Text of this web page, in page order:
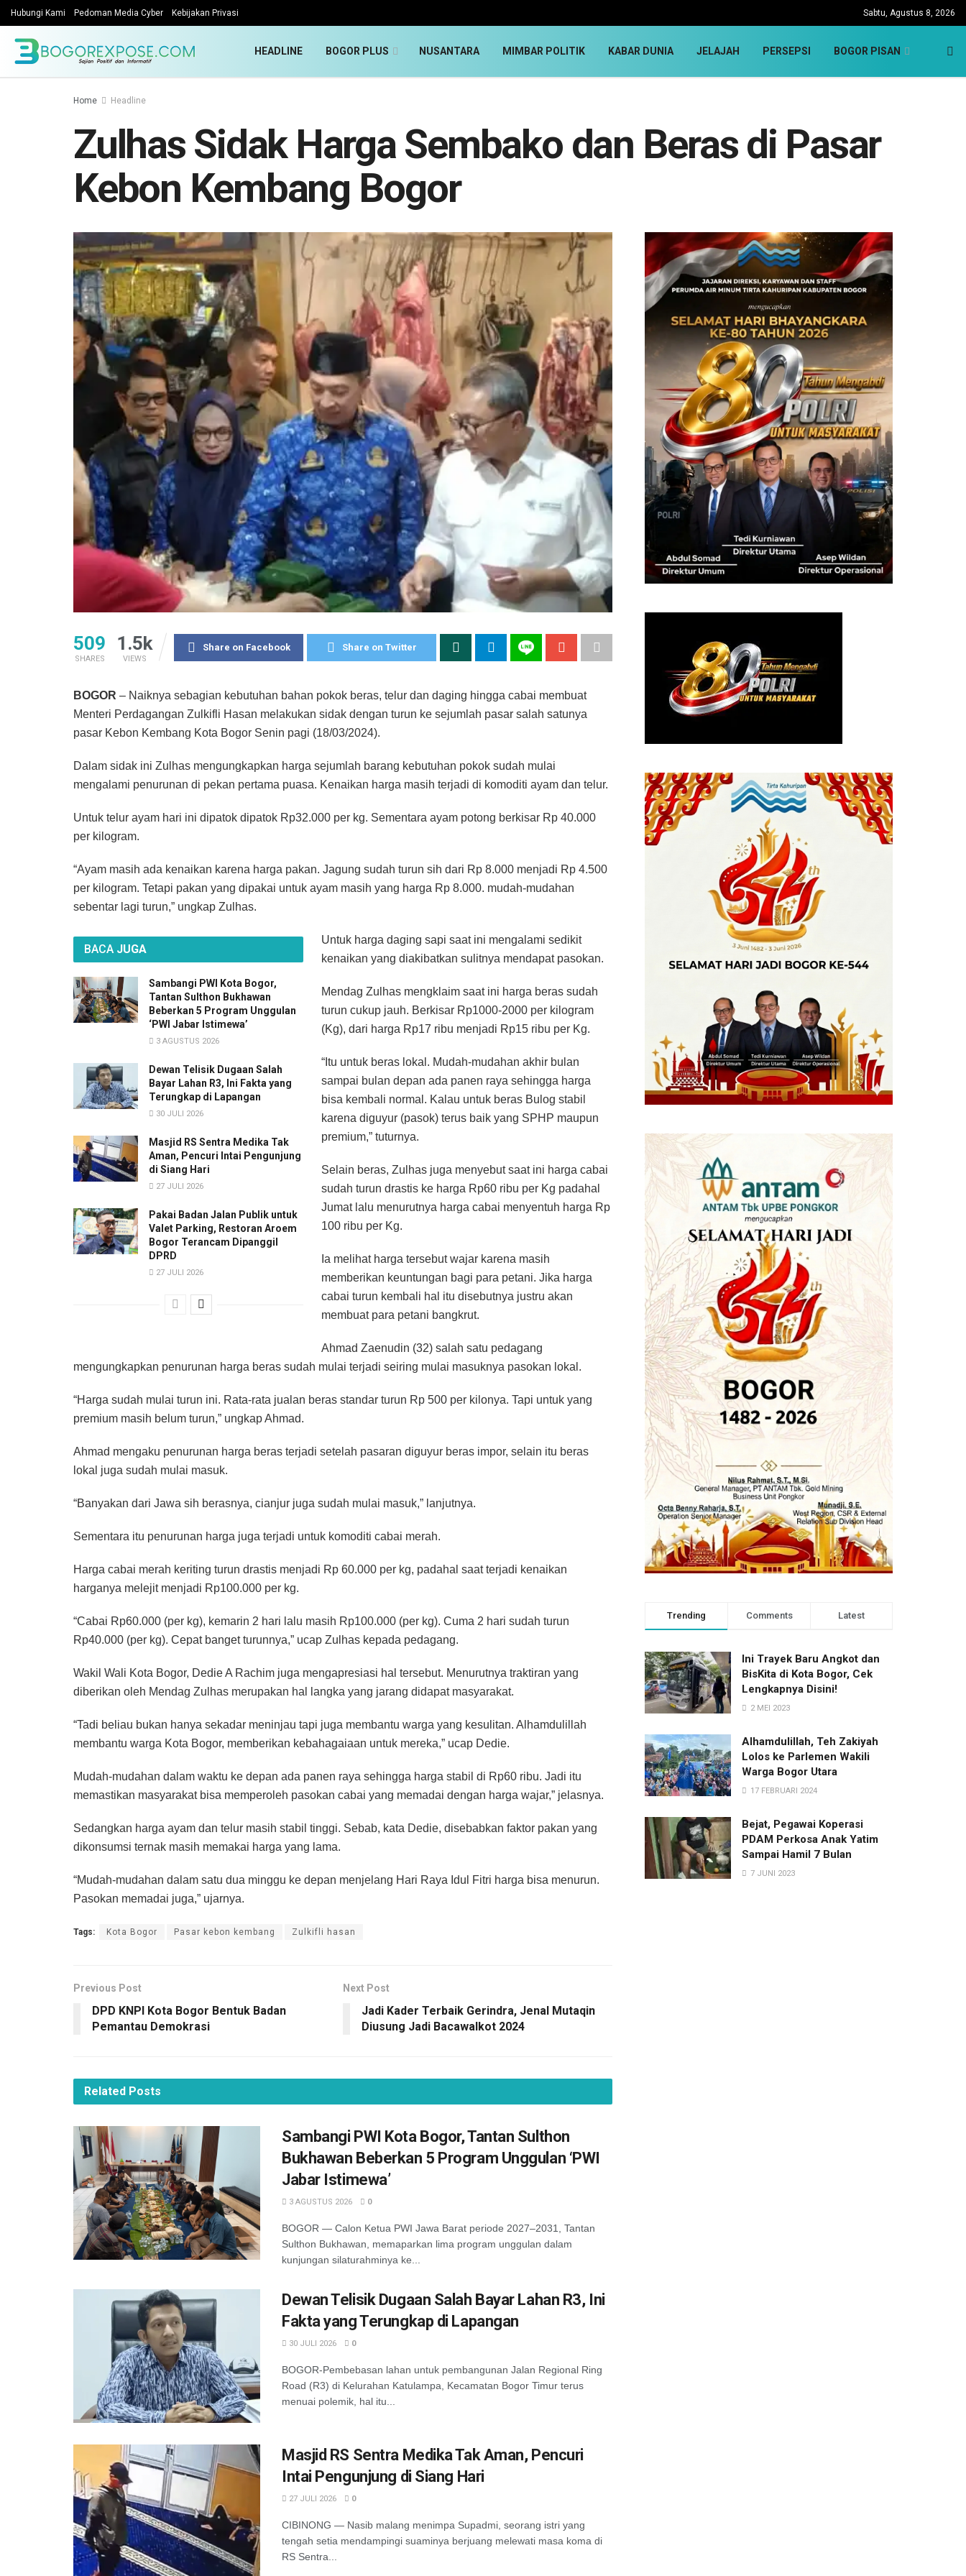
Hubungi Kami Pedoman Media Cyber Kebijakan Privasi Sabtu, Agustus 8, 2026
HEADLINE BOGOR PLUS NUSANTARA MIMBAR POLITIK KABAR DUNIA JELAJAH PERSEPSI BOGOR PISAN
Home Headline
Zulhas Sidak Harga Sembako dan Beras di Pasar
Kebon Kembang Bogor
509
SHARES
1.5k
VIEWS
Share on Facebook Share on Twitter
BOGOR – Naiknya sebagian kebutuhan bahan pokok beras, telur dan daging hingga cabai membuat
Menteri Perdagangan Zulkifli Hasan melakukan sidak dengan turun ke sejumlah pasar salah satunya
pasar Kebon Kembang Kota Bogor Senin pagi (18/03/2024).
Dalam sidak ini Zulhas mengungkapkan harga sejumlah barang kebutuhan pokok sudah mulai
mengalami penurunan di pekan pertama puasa. Kenaikan harga masih terjadi di komoditi ayam dan telur.
Untuk telur ayam hari ini dipatok dipatok Rp32.000 per kg. Sementara ayam potong berkisar Rp 40.000
per kilogram.
“Ayam masih ada kenaikan karena harga pakan. Jagung sudah turun sih dari Rp 8.000 menjadi Rp 4.500
per kilogram. Tetapi pakan yang dipakai untuk ayam masih yang harga Rp 8.000. mudah-mudahan
sebentar lagi turun,” ungkap Zulhas.
BACA JUGA
Sambangi PWI Kota Bogor,
Tantan Sulthon Bukhawan
Beberkan 5 Program Unggulan
‘PWI Jabar Istimewa’
3 AGUSTUS 2026
Dewan Telisik Dugaan Salah
Bayar Lahan R3, Ini Fakta yang
Terungkap di Lapangan
30 JULI 2026
Masjid RS Sentra Medika Tak
Aman, Pencuri Intai Pengunjung
di Siang Hari
27 JULI 2026
Pakai Badan Jalan Publik untuk
Valet Parking, Restoran Aroem
Bogor Terancam Dipanggil
DPRD
27 JULI 2026
Untuk harga daging sapi saat ini mengalami sedikit
kenaikan yang diakibatkan sulitnya mendapat pasokan.
Mendag Zulhas mengklaim saat ini harga beras sudah
turun cukup jauh. Berkisar Rp1000-2000 per kilogram
(Kg), dari harga Rp17 ribu menjadi Rp15 ribu per Kg.
“Itu untuk beras lokal. Mudah-mudahan akhir bulan
sampai bulan depan ada panen raya sehingga harga
bisa kembali normal. Kalau untuk beras Bulog stabil
karena diguyur (pasok) terus baik yang SPHP maupun
premium,” tuturnya.
Selain beras, Zulhas juga menyebut saat ini harga cabai
sudah turun drastis ke harga Rp60 ribu per Kg padahal
Jumat lalu menurutnya harga cabai menyentuh harga Rp
100 ribu per Kg.
Ia melihat harga tersebut wajar karena masih
memberikan keuntungan bagi para petani. Jika harga
cabai turun kembali hal itu disebutnya justru akan
membuat para petani bangkrut.
Ahmad Zaenudin (32) salah satu pedagang
mengungkapkan penurunan harga beras sudah mulai terjadi seiring mulai masuknya pasokan lokal.
“Harga sudah mulai turun ini. Rata-rata jualan beras standar turun Rp 500 per kilonya. Tapi untuk yang
premium masih belum turun,” ungkap Ahmad.
Ahmad mengaku penurunan harga beras terjadi setelah pasaran diguyur beras impor, selain itu beras
lokal juga sudah mulai masuk.
“Banyakan dari Jawa sih berasnya, cianjur juga sudah mulai masuk,” lanjutnya.
Sementara itu penurunan harga juga terjadi untuk komoditi cabai merah.
Harga cabai merah keriting turun drastis menjadi Rp 60.000 per kg, padahal saat terjadi kenaikan
harganya melejit menjadi Rp100.000 per kg.
“Cabai Rp60.000 (per kg), kemarin 2 hari lalu masih Rp100.000 (per kg). Cuma 2 hari sudah turun
Rp40.000 (per kg). Cepat banget turunnya,” ucap Zulhas kepada pedagang.
Wakil Wali Kota Bogor, Dedie A Rachim juga mengapresiasi hal tersebut. Menurutnya traktiran yang
diberikan oleh Mendag Zulhas merupakan hal langka yang jarang didapat masyarakat.
“Tadi beliau bukan hanya sekadar meninjau tapi juga membantu warga yang kesulitan. Alhamdulillah
membantu warga Kota Bogor, memberikan kebahagaiaan untuk mereka,” ucap Dedie.
Mudah-mudahan dalam waktu ke depan ada panen raya sehingga harga stabil di Rp60 ribu. Jadi itu
memastikan masyarakat bisa memperoleh pasokan cabai yang memadai dengan harga wajar,” jelasnya.
Sedangkan harga ayam dan telur masih stabil tinggi. Sebab, kata Dedie, disebabkan faktor pakan yang
dikonsumsi ternak masih memakai harga yang lama.
“Mudah-mudahan dalam satu dua minggu ke depan menjelang Hari Raya Idul Fitri harga bisa menurun.
Pasokan memadai juga,” ujarnya.
Tags: Kota Bogor Pasar kebon kembang Zulkifli hasan
Previous Post
DPD KNPI Kota Bogor Bentuk Badan
Pemantau Demokrasi
Next Post
Jadi Kader Terbaik Gerindra, Jenal Mutaqin
Diusung Jadi Bacawalkot 2024
Related Posts
Sambangi PWI Kota Bogor, Tantan Sulthon
Bukhawan Beberkan 5 Program Unggulan ‘PWI
Jabar Istimewa’
3 AGUSTUS 2026 0
BOGOR — Calon Ketua PWI Jawa Barat periode 2027–2031, Tantan
Sulthon Bukhawan, memaparkan lima program unggulan dalam
kunjungan silaturahminya ke...
Dewan Telisik Dugaan Salah Bayar Lahan R3, Ini
Fakta yang Terungkap di Lapangan
30 JULI 2026 0
BOGOR-Pembebasan lahan untuk pembangunan Jalan Regional Ring
Road (R3) di Kelurahan Katulampa, Kecamatan Bogor Timur terus
menuai polemik, hal itu...
Masjid RS Sentra Medika Tak Aman, Pencuri
Intai Pengunjung di Siang Hari
27 JULI 2026 0
CIBINONG — Nasib malang menimpa Supadmi, seorang istri yang
tengah setia mendampingi suaminya berjuang melewati masa koma di
RS Sentra...
Trending Comments Latest
Ini Trayek Baru Angkot dan
BisKita di Kota Bogor, Cek
Lengkapnya Disini!
2 MEI 2023
Alhamdulillah, Teh Zakiyah
Lolos ke Parlemen Wakili
Warga Bogor Utara
17 FEBRUARI 2024
Bejat, Pegawai Koperasi
PDAM Perkosa Anak Yatim
Sampai Hamil 7 Bulan
7 JUNI 2023